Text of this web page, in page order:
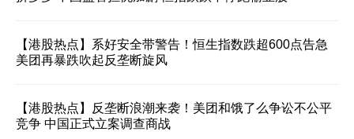
【港股热点】系好安全带警告！恒生指数跌超600点告急
美团再暴跌吹起反垄断旋风
【港股热点】反垄断浪潮来袭！美团和饿了么争讼不公平
竞争 中国正式立案调查商战